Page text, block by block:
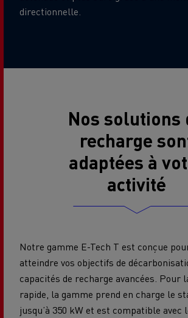
directionnelle.
Nos solutions
recharge
adaptées à
activité
Notre gamme E-Tech T est conçue
atteindre vos objectifs de
capacités de recharge avancées. Pour
rapide, la gamme prend en charge le
jusqu’à 350 kW et est compatible avec